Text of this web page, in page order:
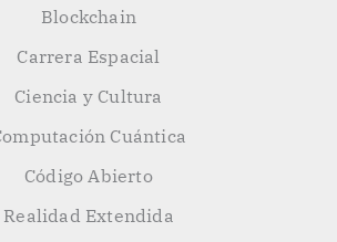
Blockchain
Carrera Espacial
Ciencia y Cultura
Cuántica
Código Abierto
Realidad Extendida